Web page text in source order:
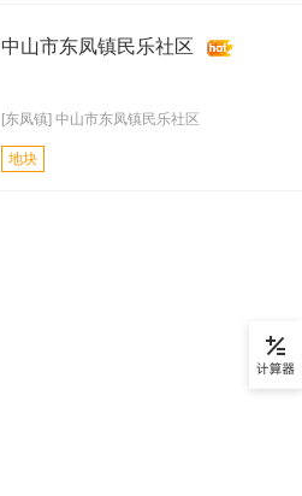
中山市东凤镇民乐社区
[东凤镇] 中山市东凤镇民乐社区
地块